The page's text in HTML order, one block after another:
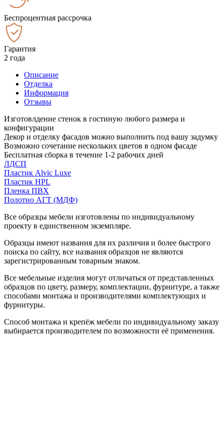
Беспроцентная рассрочка
Гарантия
2 года
Описание
Отделка
Информация
Отзывы
Изготовлдение стенок в гостиную любого размера и
конфигурации
Декор и отделку фасадов можно выполнить под вашу задумку
Возможно сочетание нескольких цветов в одном фасаде
Бесплатная сборка в течение 1-2 рабочих дней
ЛДСП
Пластик Alvic Luxe
Пластик HPL
Пленка ПВХ
Полотно АГТ (МДФ)
Все образцы мебели изготовлены по индивидуальному
проекту в единственном экземпляре.
Образцы имеют названия для их различия и более быстрого
поиска по сайту, все названия образцов не являются
зарегистрированным товарным знаком.
Все мебельные изделия могут отличаться от представленных
образцов по цвету, размеру, комплектации, фурнитуре, а также
способами монтажа и производителями комплектующих и
фурнитуры.
Способ монтажа и крепёж мебели по индивидуальному заказу
выбирается производителем по возможности её применения.